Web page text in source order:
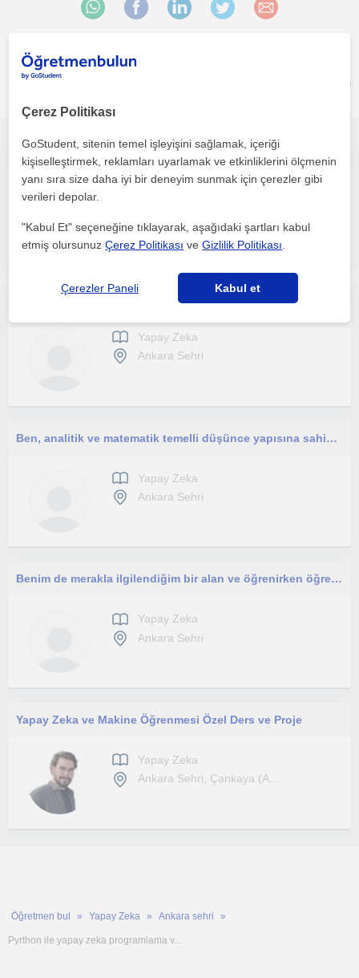
Ankara sehri bölgesinde ilginizi çekebilecek diğer Yapay Zeka
Öğrendiğim bilgileri sunabilmek hep hayalimdi. Öğretirken öğrenmek de en keyif alabileceğim şeylerden biri.
Yapay Zeka
Ankara Sehri
Ben, analitik ve matematik temelli düşünce yapısına sahip bir bilgisayar mühendisiyim. Derin öğrenme, makine öğrenimi ve veri bili
Yapay Zeka
Ankara Sehri
Benim de merakla ilgilendiğim bir alan ve öğrenirken öğretmek beni çok etkilemektedir ve benim bilgi aktarım hızımı artırmaktadır.
Yapay Zeka
Ankara Sehri
Yapay Zeka ve Makine Öğrenmesi Özel Ders ve Proje
Yapay Zeka
Ankara Sehri, Çankaya (A...
Öğretmen bul Yapay Zeka Ankara sehri
Pyrthon ile yapay zeka programlama v...
Çerez Politikası
GoStudent, sitenin temel işleyişini sağlamak, içeriği
kişiselleştirmek, reklamları uyarlamak ve etkinliklerini ölçmenin
yanı sıra size daha iyi bir deneyim sunmak için çerezler gibi
verileri depolar.
"Kabul Et" seçeneğine tıklayarak, aşağıdaki şartları kabul
etmiş olursunuzÇerez Politikası veGizlilik Politikası
Çerezler Paneli Kabul et